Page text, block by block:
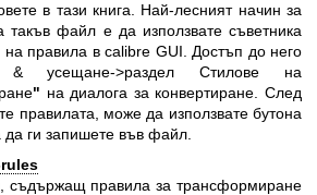
в тази книга. Най-лесният начин за
такъв файл е да използвате съветника
на правила в calibre GUI. Достъп до него
& усещане->раздел Стилове на
" на диалога за конвертиране. След
правилата, може да използвате бутона
да ги запишете във файл.
съдържащ правила за трансформиране